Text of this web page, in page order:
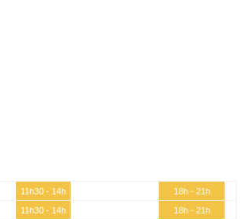
11h30 - 14h
18h - 21h
11h30 - 14h
18h - 21h